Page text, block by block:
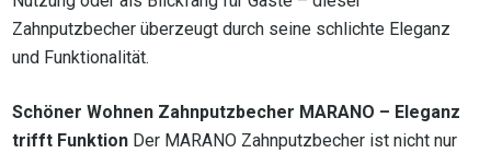
Zahnputzbecher überzeugt durch seine schlichte Eleganz
und Funktionalität.
Schöner Wohnen Zahnputzbecher MARANO – Eleganz
trifft Funktion Der MARANO Zahnputzbecher ist nicht nur